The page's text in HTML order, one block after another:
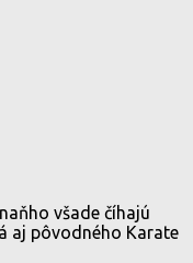
všade číhajú
aj pôvodného Karate